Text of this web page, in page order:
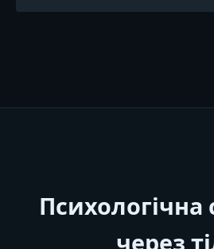
Психологічна
через